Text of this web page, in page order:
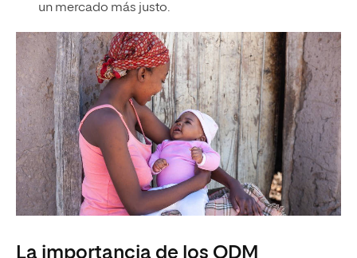
un mercado más justo.
La importancia de los ODM